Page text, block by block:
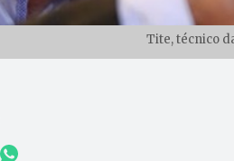
Tite, técnico